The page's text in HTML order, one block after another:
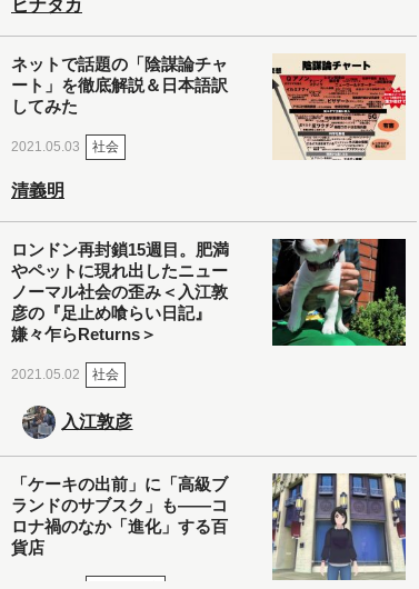
ヒナタカ
ネットで話題の「陰謀論チャ
ート」を徹底解説＆日本語訳
してみた
2021.05.03 社会
清義明
ロンドン再封鎖15週目。肥満
やペットに現れ出したニュー
ノーマル社会の歪み＜入江敦
彦の『足止め喰らい日記』
嫌々乍らReturns＞
2021.05.02 社会
入江敦彦
「ケーキの出前」に「高級ブ
ランドのサブスク」も――コ
ロナ禍のなか「進化」する百
貨店